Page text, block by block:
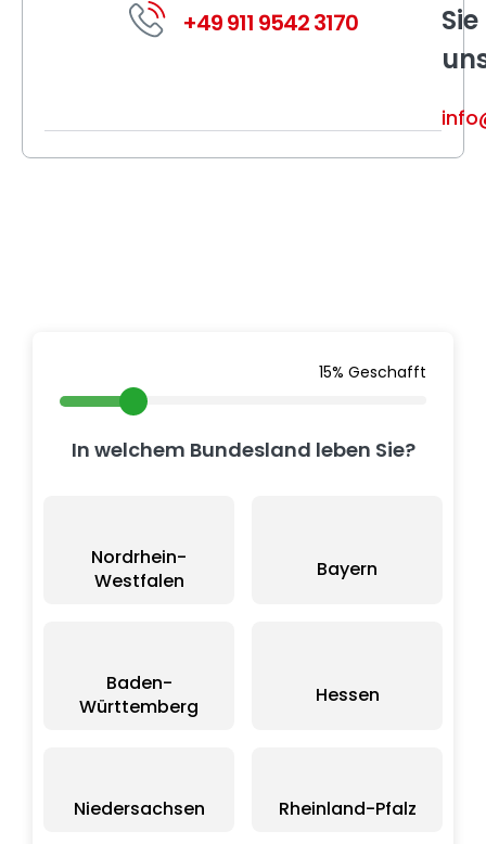
+49 911 9542 3170
Sie
15% Geschafft
In welchem Bundesland leben Sie?
Nordrhein-
Westfalen
Bayern
Baden-
Württemberg
Hessen
Niedersachsen Rheinland-Pfalz